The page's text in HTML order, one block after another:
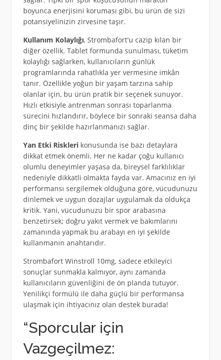
boyunca enerjisini koruması gibi, bu ürün de sizi
potansiyelinizin zirvesine taşır.
Kullanım Kolaylığı, Strombafort'u cazip kılan bir
diğer özellik. Tablet formunda sunulması, tüketim
kolaylığı sağlarken, kullanıcıların günlük
programlarında rahatlıkla yer vermesine imkân
tanır. Özellikle yoğun bir yaşam tarzına sahip
olanlar için, bu ürün pratik bir seçenek sunuyor.
Hızlı etkisiyle antrenman sonrası toparlanma
sürecini hızlandırır, böylece bir sonraki seansa daha
dinç bir şekilde hazırlanmanızı sağlar.
Yan Etki Risklerikonusunda ise bazı detaylara
dikkat etmek önemli. Her ne kadar çoğu kullanıcı
olumlu deneyimler yaşasa da, bireysel farklılıklar
nedeniyle dikkatli olmakta fayda var. Amacınız en iyi
performansı sergilemek olduğuna göre, vücudunuzu
dinlemek ve uygun dozajlar uygulamak da oldukça
kritik. Yani, vücudunuzu bir spor arabasına
benzetirsek; doğru yakıt vermek ve bakımlarını
zamanında yapmak bu arabayı en iyi şekilde
kullanmanın anahtarıdır.
Strombafort Winstroll 10mg, sadece etkileyici
sonuçlar sunmakla kalmıyor, aynı zamanda
kullanıcıların güvenliğini de ön planda tutuyor.
Yenilikçi formülü ile daha güçlü bir performansa
ulaşmak için ihtiyacınız olan destek burada!
“Sporcular için
Vazgeçilmez: